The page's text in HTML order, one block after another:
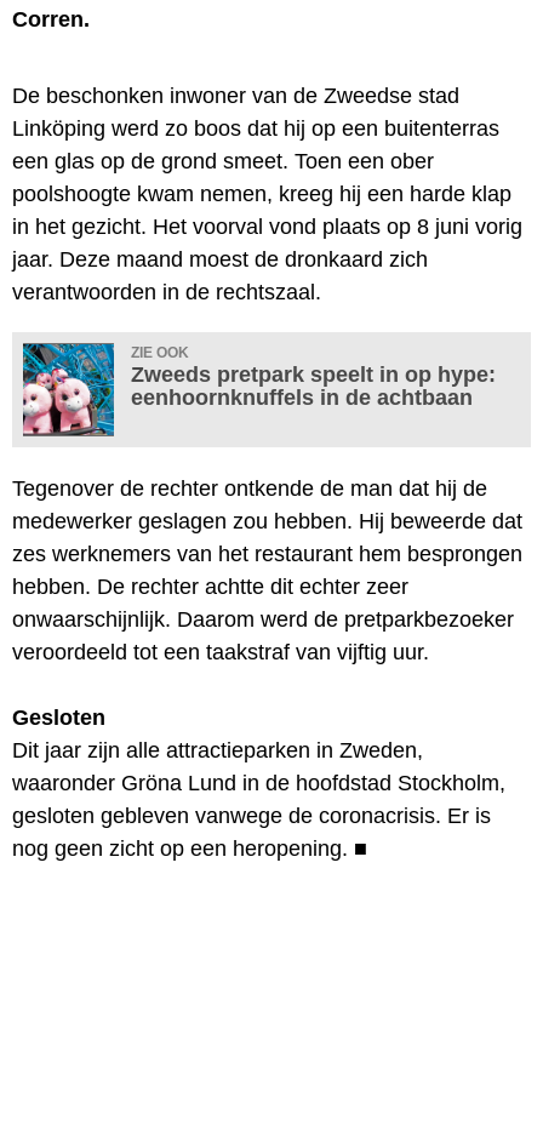
Corren.
De beschonken inwoner van de Zweedse stad
Linköping werd zo boos dat hij op een buitenterras
een glas op de grond smeet. Toen een ober
poolshoogte kwam nemen, kreeg hij een harde klap
in het gezicht. Het voorval vond plaats op 8 juni vorig
jaar. Deze maand moest de dronkaard zich
verantwoorden in de rechtszaal.
ZIE OOK
Zweeds pretpark speelt in op hype:
eenhoornknuffels in de achtbaan
Tegenover de rechter ontkende de man dat hij de
medewerker geslagen zou hebben. Hij beweerde dat
zes werknemers van het restaurant hem besprongen
hebben. De rechter achtte dit echter zeer
onwaarschijnlijk. Daarom werd de pretparkbezoeker
veroordeeld tot een taakstraf van vijftig uur.
Gesloten
Dit jaar zijn alle attractieparken in Zweden,
waaronder Gröna Lund in de hoofdstad Stockholm,
gesloten gebleven vanwege de coronacrisis. Er is
nog geen zicht op een heropening. ■